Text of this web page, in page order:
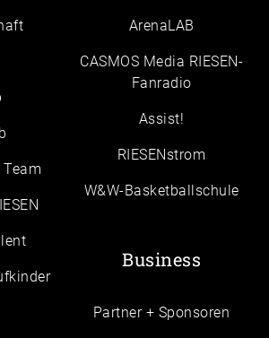
ArenaLAB
CASMOS Media RIESEN-
Fanradio
Assist!
RIESENstrom
W&W-Basketballschule
Business
Partner + Sponsoren